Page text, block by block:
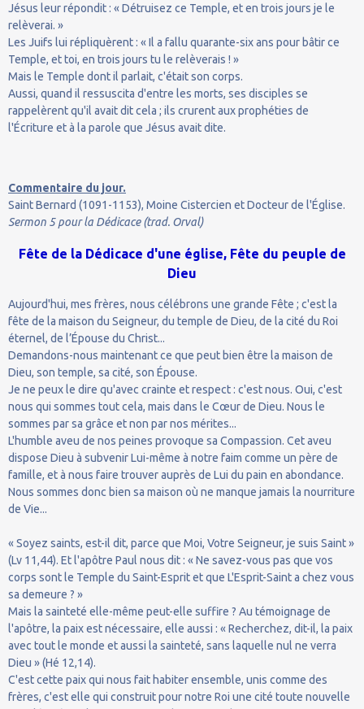
Jésus leur répondit : « Détruisez ce Temple, et en trois jours je le
relèverai. »
Les Juifs lui répliquèrent : « Il a fallu quarante-six ans pour bâtir ce
Temple, et toi, en trois jours tu le relèverais ! »
Mais le Temple dont il parlait, c'était son corps.
Aussi, quand il ressuscita d'entre les morts, ses disciples se
rappelèrent qu'il avait dit cela ; ils crurent aux prophéties de
l'Écriture et à la parole que Jésus avait dite.
Commentaire du jour.
Saint Bernard (1091-1153), Moine Cistercien et Docteur de l'Église.
Sermon 5 pour la Dédicace (trad. Orval)
Fête de la Dédicace d'une église, Fête du peuple de
Dieu
Aujourd'hui, mes frères, nous célébrons une grande Fête ; c'est la
fête de la maison du Seigneur, du temple de Dieu, de la cité du Roi
éternel, de l’Épouse du Christ...
Demandons-nous maintenant ce que peut bien être la maison de
Dieu, son temple, sa cité, son Épouse.
Je ne peux le dire qu'avec crainte et respect : c'est nous. Oui, c'est
nous qui sommes tout cela, mais dans le Cœur de Dieu. Nous le
sommes par sa grâce et non par nos mérites...
L'humble aveu de nos peines provoque sa Compassion. Cet aveu
dispose Dieu à subvenir Lui-même à notre faim comme un père de
famille, et à nous faire trouver auprès de Lui du pain en abondance.
Nous sommes donc bien sa maison où ne manque jamais la nourriture
de Vie...
« Soyez saints, est-il dit, parce que Moi, Votre Seigneur, je suis Saint »
(Lv 11,44). Et l'apôtre Paul nous dit : « Ne savez-vous pas que vos
corps sont le Temple du Saint-Esprit et que L'Esprit-Saint a chez vous
sa demeure ? »
Mais la sainteté elle-même peut-elle suffire ? Au témoignage de
l'apôtre, la paix est nécessaire, elle aussi : « Recherchez, dit-il, la paix
avec tout le monde et aussi la sainteté, sans laquelle nul ne verra
Dieu » (Hé 12,14).
C'est cette paix qui nous fait habiter ensemble, unis comme des
frères, c'est elle qui construit pour notre Roi une cité toute nouvelle